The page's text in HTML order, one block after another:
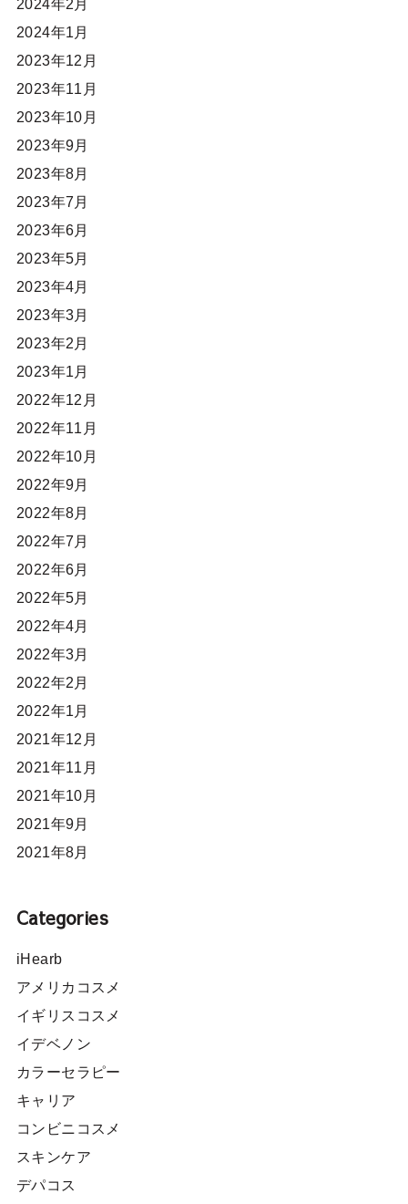
2024年2月
2024年1月
2023年12月
2023年11月
2023年10月
2023年9月
2023年8月
2023年7月
2023年6月
2023年5月
2023年4月
2023年3月
2023年2月
2023年1月
2022年12月
2022年11月
2022年10月
2022年9月
2022年8月
2022年7月
2022年6月
2022年5月
2022年4月
2022年3月
2022年2月
2022年1月
2021年12月
2021年11月
2021年10月
2021年9月
2021年8月
Categories
iHearb
アメリカコスメ
イギリスコスメ
イデベノン
カラーセラピー
キャリア
コンビニコスメ
スキンケア
デパコス